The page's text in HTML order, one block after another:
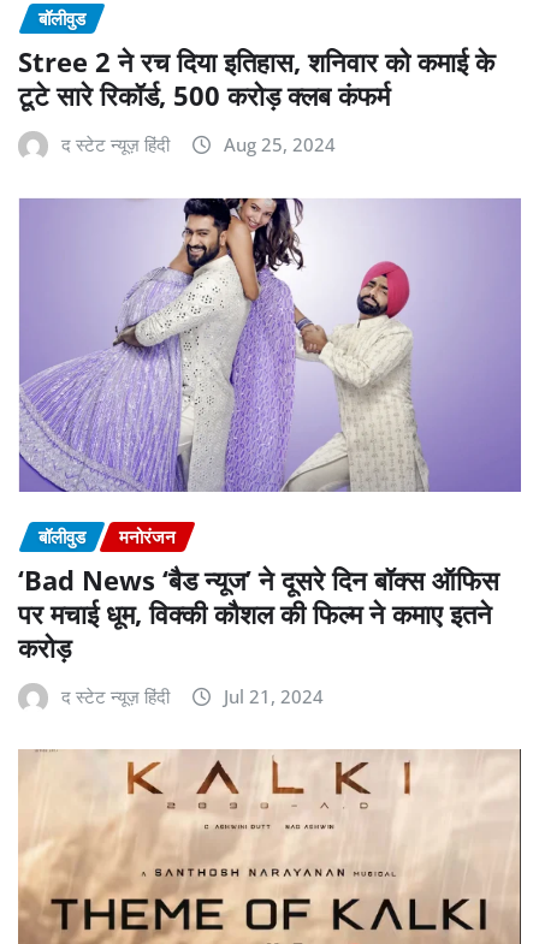
बॉलीवुड
Stree 2 ने रच दिया इतिहास, शनिवार को कमाई के
टूटे सारे रिकॉर्ड, 500 करोड़ क्लब कंफर्म
द स्टेट न्यूज़ हिंदी Aug 25, 2024
बॉलीवुड मनोरंजन
‘Bad News ‘बैड न्यूज’ ने दूसरे दिन बॉक्स ऑफिस
पर मचाई धूम, विक्की कौशल की फिल्म ने कमाए इतने
करोड़
द स्टेट न्यूज़ हिंदी Jul 21, 2024